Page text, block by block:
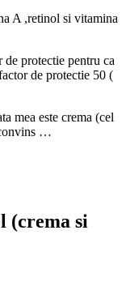
A ,retinol si vitamina
de protectie pentru ca
de protectie 50 (
mea este crema (cel
…
(crema si